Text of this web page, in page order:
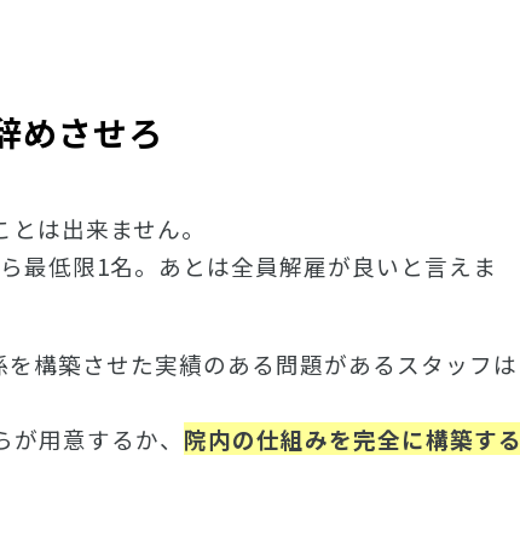
めさせろ
は出来ません。
最低限1名。あとは全員解雇が良いと言えま
構築させた実績のある問題があるスタッフは
用意するか、 院内の仕組みを完全に構築する